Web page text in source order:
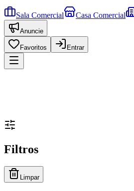
Sala Comercial Casa Comercial
Anuncie
Favoritos Entrar
Filtros
Limpar